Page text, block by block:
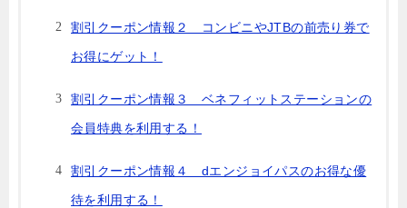
割引クーポン情報２ コンビニやJTBの前売り券で
お得にゲット！
割引クーポン情報３ ベネフィットステーションの
会員特典を利用する！
割引クーポン情報４ dエンジョイパスのお得な優
待を利用する！